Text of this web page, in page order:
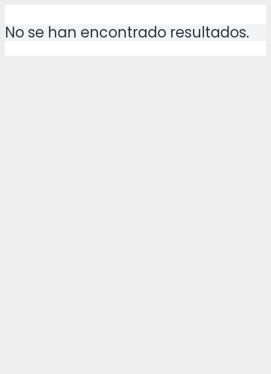
No se han encontrado resultados.